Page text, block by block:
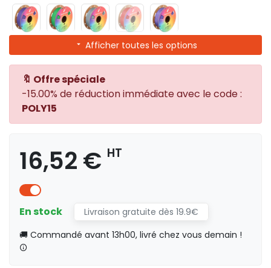
Afficher toutes les options
🔖 Offre spéciale
-15.00% de réduction immédiate avec le code :
POLY15
16,52 € HT
En stock
Livraison gratuite dès 19.9€
🚚 Commandé avant 13h00, livré chez vous demain !